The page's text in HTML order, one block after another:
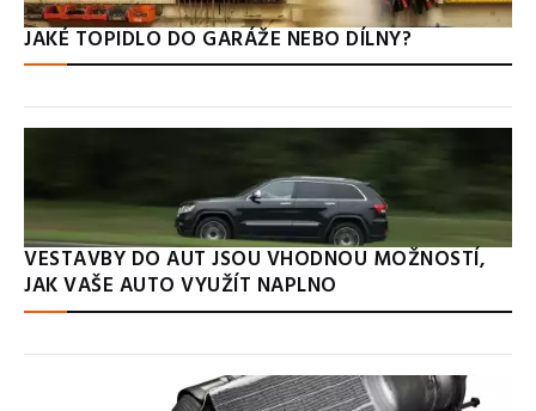
JAKÉ TOPIDLO DO GARÁŽE NEBO DÍLNY?
VESTAVBY DO AUT JSOU VHODNOU MOŽNOSTÍ,
JAK VAŠE AUTO VYUŽÍT NAPLNO